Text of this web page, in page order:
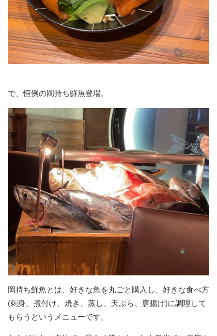
で、恒例の岡持ち鮮魚登場。
岡持ち鮮魚とは、好きな魚を丸ごと購入し、好きな食べ方
(刺身、煮付け、焼き、蒸し、天ぷら、唐揚げ)に調理して
もらうというメニューです。